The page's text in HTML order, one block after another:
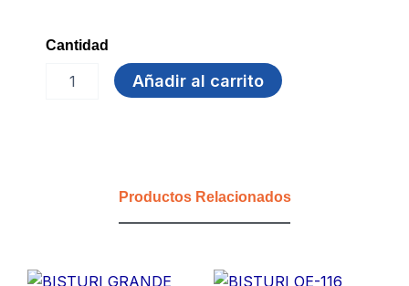
Cantidad
VOLCAN
Añadir al carrito
Productos Relacionados